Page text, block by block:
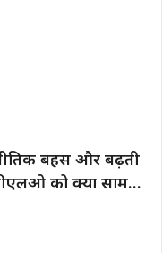
बहस और बढ़ती
को क्या सामना